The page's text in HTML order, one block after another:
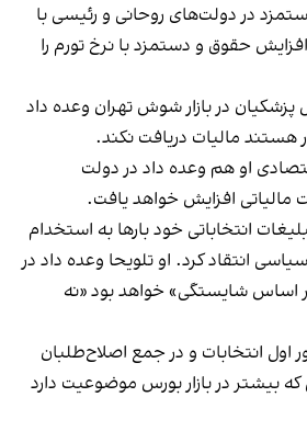
در دولت‌های روحانی و رئیسی با
حقوق و دستمزد با نرخ تورم را
در بازار شوش تهران وعده داد
هستند مالیات دریافت نکند.
او هم وعده داد در دولت
افزایش خواهد یافت.
انتخاباتی خود بارها به استخدام
انتقاد کرد. او تلویحا وعده داد در
اساس شایستگی» خواهد بود «نه
اول انتخابات و در جمع اصلاح‌طلبان
بیشتر در بازار بورس موضوعیت دارد